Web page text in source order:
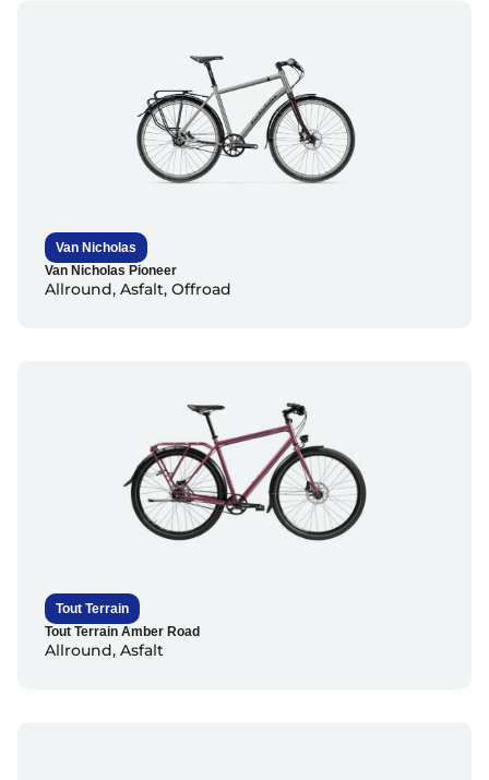
Van Nicholas
Van Nicholas Pioneer
Allround, Asfalt, Offroad
Tout Terrain
Tout Terrain Amber Road
Allround, Asfalt